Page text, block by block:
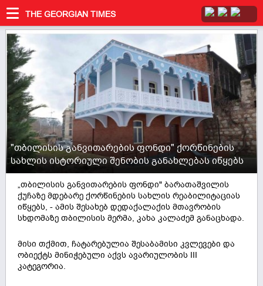
THE GEORGIAN TIMES
"თბილისის განვითარების ფონდი" ქორწინების
სახლის ისტორიული შენობის განახლებას იწყებს
„თბილისის განვითარების ფონდი" ბარათაშვილის
ქუჩაზე მდებარე ქორწინების სახლის რეაბილიტაციას
იწყებს, - ამის შესახებ დედაქალაქის მთავრობის
სხდომაზე თბილისის მერმა, კახა კალაძემ განაცხადა.
მისი თქმით, ჩატარებულია შესაბამისი კვლევები და
ობიექტს მინიჭებული აქვს ავარიულობის III
კატეგორია.